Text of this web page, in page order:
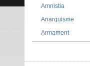
Amnistia
Anarquisme
Armament